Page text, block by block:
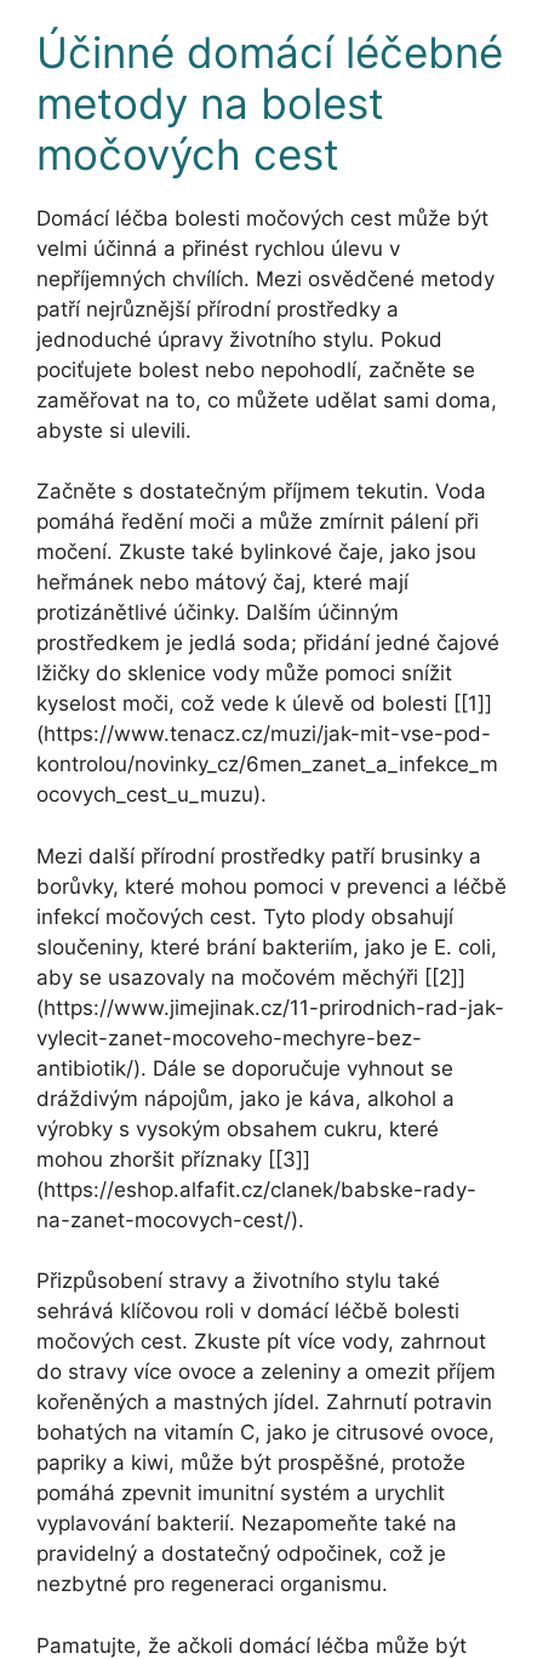
Účinné domácí léčebné
metody na bolest
močových cest
Domácí léčba bolesti močových cest může být
velmi účinná a přinést rychlou úlevu v
nepříjemných chvílích. Mezi osvědčené metody
patří nejrůznější přírodní prostředky a
jednoduché úpravy životního stylu. Pokud
pociťujete bolest nebo nepohodlí, začněte se
zaměřovat na to, co můžete udělat sami doma,
abyste si ulevili.
Začněte s dostatečným příjmem tekutin. Voda
pomáhá ředění moči a může zmírnit pálení při
močení. Zkuste také bylinkové čaje, jako jsou
heřmánek nebo mátový čaj, které mají
protizánětlivé účinky. Dalším účinným
prostředkem je jedlá soda; přidání jedné čajové
lžičky do sklenice vody může pomoci snížit
kyselost moči, což vede k úlevě od bolesti [[1]]
(https://www.tenacz.cz/muzi/jak-mit-vse-pod-
kontrolou/novinky_cz/6men_zanet_a_infekce_m
ocovych_cest_u_muzu).
Mezi další přírodní prostředky patří brusinky a
borůvky, které mohou pomoci v prevenci a léčbě
infekcí močových cest. Tyto plody obsahují
sloučeniny, které brání bakteriím, jako je E. coli,
aby se usazovaly na močovém měchýři [[2]]
(https://www.jimejinak.cz/11-prirodnich-rad-jak-
vylecit-zanet-mocoveho-mechyre-bez-
antibiotik/). Dále se doporučuje vyhnout se
dráždivým nápojům, jako je káva, alkohol a
výrobky s vysokým obsahem cukru, které
mohou zhoršit příznaky [[3]]
(https://eshop.alfafit.cz/clanek/babske-rady-
na-zanet-mocovych-cest/).
Přizpůsobení stravy a životního stylu také
sehrává klíčovou roli v domácí léčbě bolesti
močových cest. Zkuste pít více vody, zahrnout
do stravy více ovoce a zeleniny a omezit příjem
kořeněných a mastných jídel. Zahrnutí potravin
bohatých na vitamín C, jako je citrusové ovoce,
papriky a kiwi, může být prospěšné, protože
pomáhá zpevnit imunitní systém a urychlit
vyplavování bakterií. Nezapomeňte také na
pravidelný a dostatečný odpočinek, což je
nezbytné pro regeneraci organismu.
Pamatujte, že ačkoli domácí léčba může být